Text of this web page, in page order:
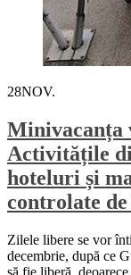
28NOV.
Minivacanța
Activitățile
hoteluri și
controlate
Zilele libere se vor
decembrie, după ce